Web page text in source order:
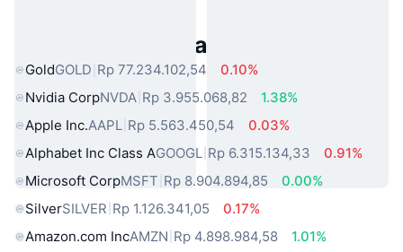
Aset Dunia Nyata Populer
GoldGOLD Rp 77.234.102,54
0.10%
Nvidia CorpNVDA Rp 3.955.068,82
1.38%
Apple Inc.AAPL Rp 5.563.450,54
0.03%
Alphabet Inc Class AGOOGL Rp 6.315.134,33
0.91%
Microsoft CorpMSFT Rp 8.904.894,85
0.00%
SilverSILVER Rp 1.126.341,05
0.17%
Amazon.com IncAMZN Rp 4.898.984,58
1.01%